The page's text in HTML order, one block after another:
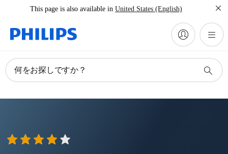
This page is also available in United States (English)
何をお探しですか？